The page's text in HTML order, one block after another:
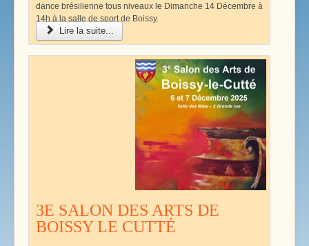
dance brésilienne tous niveaux le Dimanche 14 Décembre à
14h à la salle de sport de Boissy.
Lire la suite...
3E SALON DES ARTS DE
BOISSY LE CUTTÉ